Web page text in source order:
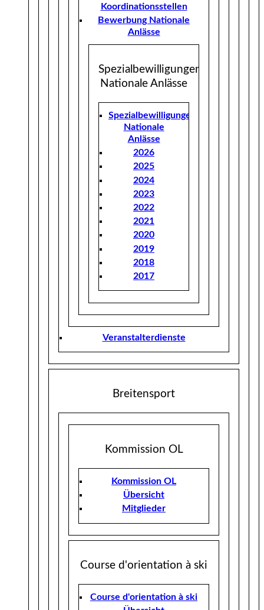
Koordinationsstellen
Bewerbung Nationale
Anlässe
Spezialbewilligungen
Nationale Anlässe
Spezialbewilligungen
Nationale
Anlässe
2026
2025
2024
2023
2022
2021
2020
2019
2018
2017
Veranstalterdienste
Breitensport
Kommission OL
Kommission OL
Übersicht
Mitglieder
Course d'orientation à ski
Course d'orientation à ski